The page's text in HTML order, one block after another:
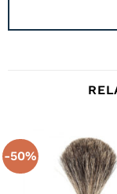
-50%